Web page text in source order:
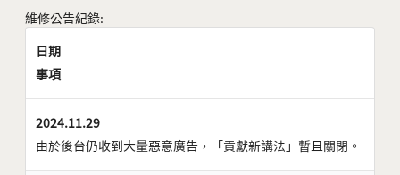
維修公告紀錄:
日期
事項
2024.11.29
由於後台仍收到大量惡意廣告，「貢獻新講法」暫且關閉。